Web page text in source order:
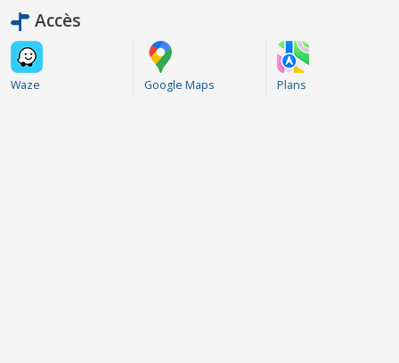
Accès
Waze Google Maps Plans